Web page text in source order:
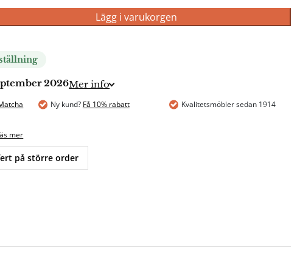
Lägg i varukorgen
2026Mer info
Ny kund? Få 10% rabatt Kvalitetsmöbler sedan 1914
mer
på större order